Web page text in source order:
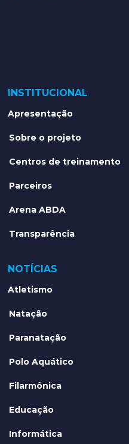
INSTITUCIONAL
Apresentação
Sobre o projeto
Centros de treinamento
Parceiros
Arena ABDA
Transparência
NOTÍCIAS
Atletismo
Natação
Paranatação
Polo Aquático
Filarmônica
Educação
Informática